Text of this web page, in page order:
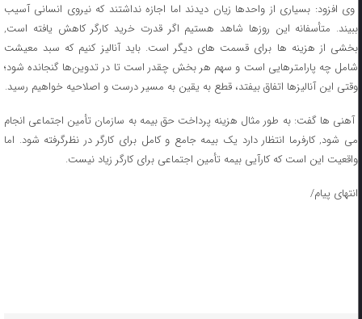
وی افزود: بسیاری از واحدها زیان دیدند اما اجازه نداشتند که نیروی انسانی آسیب
ببیند. متأسفانه این روزها شاهد هستیم اگر قدرت خرید کارگر کاهش یافته است,
بخشی از هزینه ها برای قسمت های دیگر است. باید آنالیز کنیم که سبد معیشت
شامل چه پارامترهایی است و سهم هر بخش چقدر است تا در تدوین‌ها گنجانده شود؛
وقتی این آنالیزها اتفاق بیفتد، قطع به یقین به مسیر درست و اصلاحیه خواهیم رسید.
آهنی ها گفت: به طور مثال هزینه پرداخت حق بیمه به سازمان تأمین اجتماعی انجام
می شود, کارفرما انتظار دارد یک بیمه جامع و کامل برای کارگر در نظرگرفته شود. اما
واقعیت این است که کارآیی بیمه تأمین اجتماعی برای کارگر زیاد نیست.
انتهای پیام/